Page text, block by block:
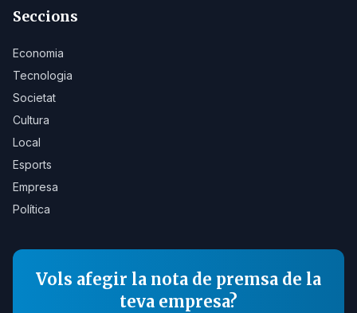
Seccions
Economia
Tecnologia
Societat
Cultura
Local
Esports
Empresa
Política
Vols afegir la nota de premsa de la
teva empresa?